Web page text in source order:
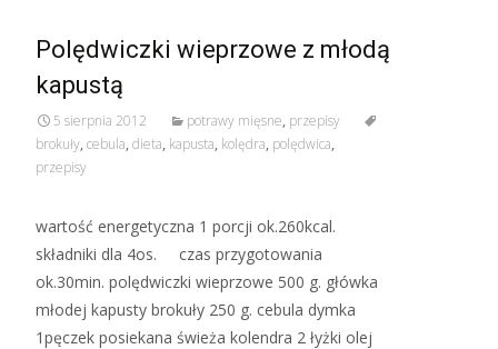
Polędwiczki wieprzowe z młodą
kapustą
5 sierpnia 2012 potrawy mięsne, przepisy
brokuły, cebula, dieta, kapusta, kolędra, polędwica,
przepisy
wartość energetyczna 1 porcji ok.260kcal.
składniki dla 4os. czas przygotowania
ok.30min. polędwiczki wieprzowe 500 g. główka
młodej kapusty brokuły 250 g. cebula dymka
1pęczek posiekana świeża kolendra 2 łyżki olej